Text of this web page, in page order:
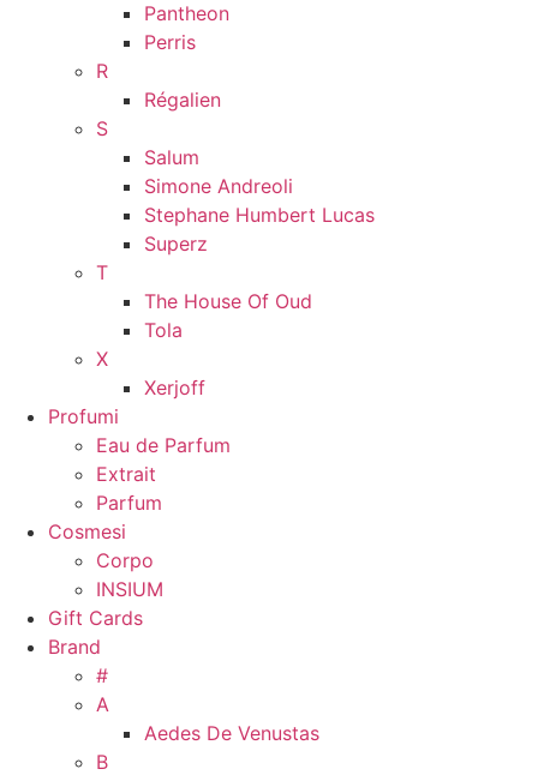
Pantheon
Perris
R
Régalien
S
Salum
Simone Andreoli
Stephane Humbert Lucas
Superz
T
The House Of Oud
Tola
X
Xerjoff
Profumi
Eau de Parfum
Extrait
Parfum
Cosmesi
Corpo
INSIUM
Gift Cards
Brand
#
A
Aedes De Venustas
B